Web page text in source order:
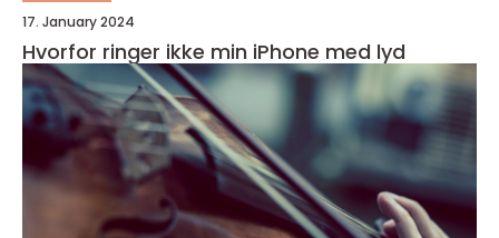
17. January 2024
Hvorfor ringer ikke min iPhone med lyd